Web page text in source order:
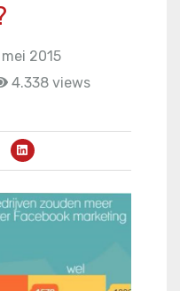
2015
4.338 views